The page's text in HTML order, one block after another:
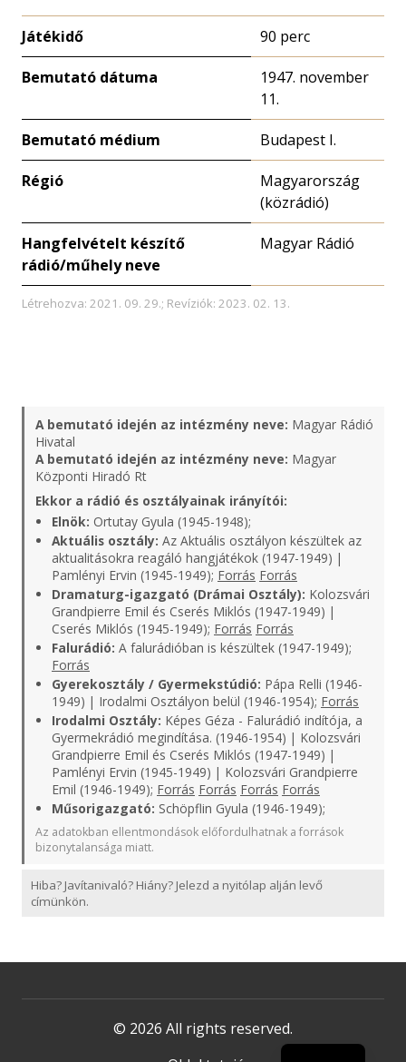
Játékidő 90 perc
Bemutató dátuma
1947. november
11.
Bemutató médium Budapest I.
Régió
Magyarország
(közrádió)
Hangfelvételt készítő
rádió/műhely neve
Magyar Rádió
Létrehozva: 2021. 09. 29.; Revíziók: 2023. 02. 13.
A bemutató idején az intézmény neve: Magyar Rádió
Hivatal
A bemutató idején az intézmény neve: Magyar
Központi Hiradó Rt
Ekkor a rádió és osztályainak irányítói:
Elnök: Ortutay Gyula (1945-1948);
Aktuális osztály: Az Aktuális osztályon készültek az
aktualitásokra reagáló hangjátékok (1947-1949) |
Pamlényi Ervin (1945-1949); Forrás Forrás
Dramaturg-igazgató (Drámai Osztály): Kolozsvári
Grandpierre Emil és Cserés Miklós (1947-1949) |
Cserés Miklós (1945-1949); Forrás Forrás
Falurádió: A falurádióban is készültek (1947-1949);
Forrás
Gyerekosztály / Gyermekstúdió: Pápa Relli (1946-
1949) | Irodalmi Osztályon belül (1946-1954); Forrás
Irodalmi Osztály: Képes Géza - Falurádió indítója, a
Gyermekrádió megindítása. (1946-1954) | Kolozsvári
Grandpierre Emil és Cserés Miklós (1947-1949) |
Pamlényi Ervin (1945-1949) | Kolozsvári Grandpierre
Emil (1946-1949); Forrás Forrás Forrás Forrás
Műsorigazgató: Schöpflin Gyula (1946-1949);
Az adatokban ellentmondások előfordulhatnak a források
bizonytalansága miatt.
Hiba? Javítanivaló? Hiány? Jelezd a nyitólap alján levő
címünkön.
© 2026 All rights reserved.